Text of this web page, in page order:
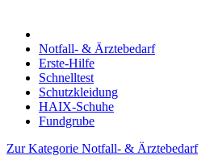
Notfall- & Ärztebedarf
Erste-Hilfe
Schnelltest
Schutzkleidung
HAIX-Schuhe
Fundgrube
Zur Kategorie Notfall- & Ärztebedarf